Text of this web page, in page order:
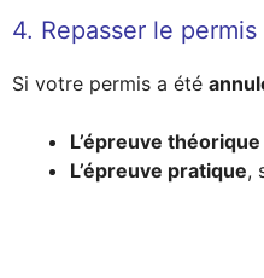
4. Repasser le permis
Si votre permis a été
L’épreuve théorique
L’épreuve pratique,